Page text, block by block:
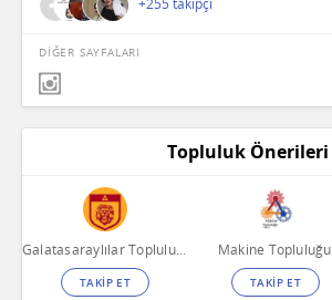
+255 takipçi
DİĞER SAYFALARI
Topluluk Önerileri
Galatasaraylılar Topluluğu
TAKİP ET
Makine Topluluğu
TAKİP ET